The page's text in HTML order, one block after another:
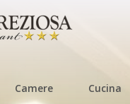
Camere Cucina